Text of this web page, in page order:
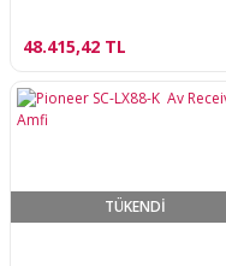
48.415,42 TL
TÜKENDİ